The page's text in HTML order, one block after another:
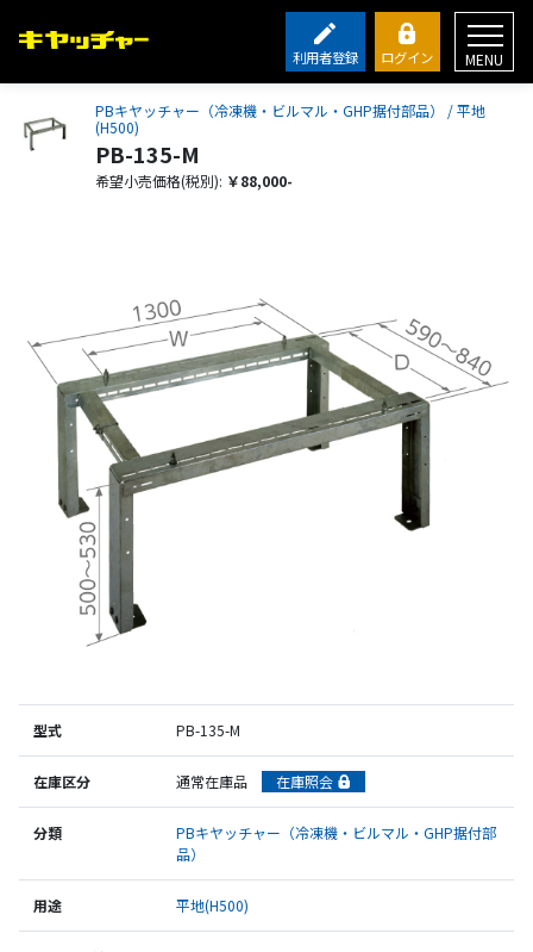
利用者登録 ログイン MENU
PBキヤッチャー（冷凍機・ビルマル・GHP据付部品） / 平地
(H500)
PB-135-M
希望小売価格(税別): ￥88,000-
型式 PB-135-M
在庫区分 通常在庫品 在庫照会
分類
PBキヤッチャー（冷凍機・ビルマル・GHP据付部
品）
用途 平地(H500)